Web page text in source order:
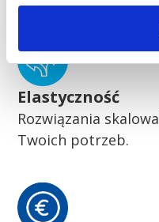
Elastyczność
Rozwiązania
Twoich potrzeb.